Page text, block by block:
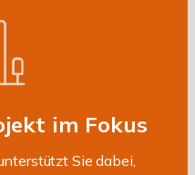
im Fokus
Sie dabei,